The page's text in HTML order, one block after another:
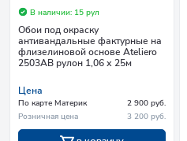
В наличии: 15 рул
Обои под окраску
антивандальные фактурные на
флизелиновой основе Ateliero
2503АВ рулон 1,06 х 25м
Цена
По карте Материк
2 900 руб.
Розничная цена
3 200 руб.